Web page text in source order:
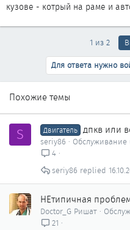
кузове - котрый на раме и
1 из 2
Для ответа нужно
Похожие темы
S Двигатель дпкв или
seriy86
Обслуживание
4
seriy86
НЕтипичная
Doctor_G Ришат
21